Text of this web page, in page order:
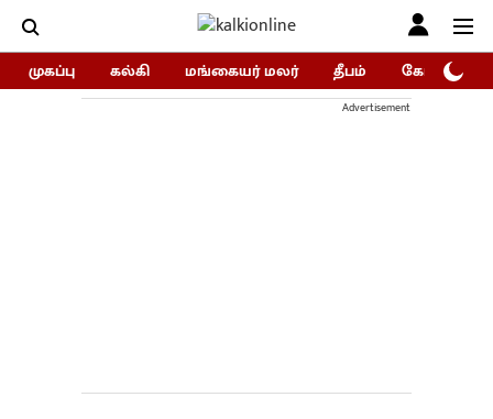
முகப்பு கல்கி மங்கையர் மலர் தீபம் கோகுலம்/
Advertisement